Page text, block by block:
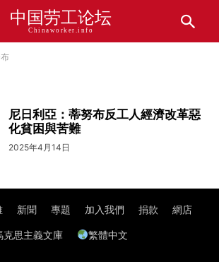
中国劳工论坛
Chinaworker.info
尼日利亞：蒂努布反工人經濟改革惡
化貧困與苦難
2025年4月14日
新聞 專題 加入我們 捐款 網店
克思主義文庫 繁體中文